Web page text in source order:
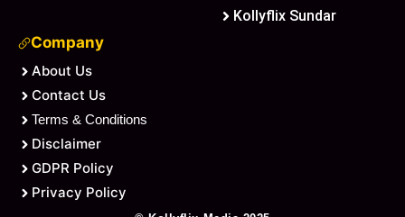
Kollyflix Sundar
Company
About Us
Contact Us
Terms & Conditions
Disclaimer
GDPR Policy
Privacy Policy